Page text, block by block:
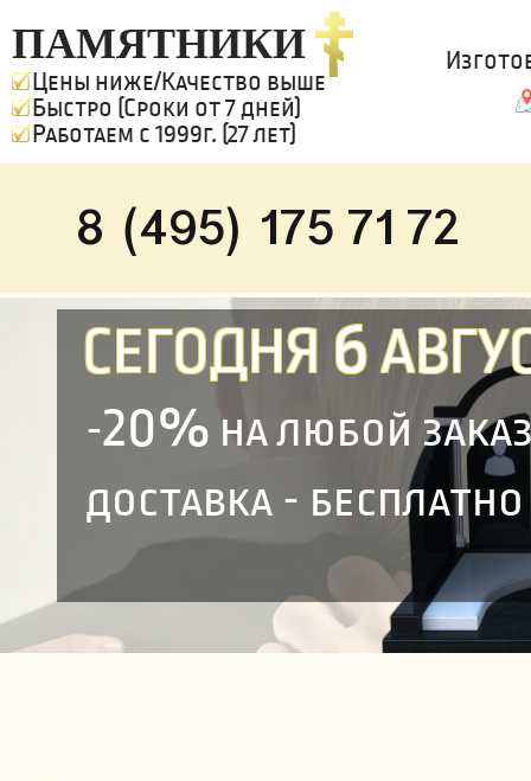
ПАМЯТНИКИ
Цены ниже/Качество выше
Быстро (Сроки от 7 дней)
Работаем с 1999г. (27 лет)
8 (495) 175 71 72
СЕГОДНЯ 6
-20% на любой
доставка - бесплатно